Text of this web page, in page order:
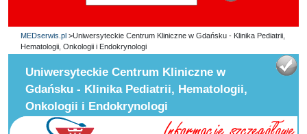
MEDserwis.pl >Uniwersyteckie Centrum Kliniczne w Gdańsku - Klinika Pediatrii,
Hematologii, Onkologii i Endokrynologi
Uniwersyteckie Centrum Kliniczne w
Gdańsku - Klinika Pediatrii, Hematologii,
Onkologii i Endokrynologi